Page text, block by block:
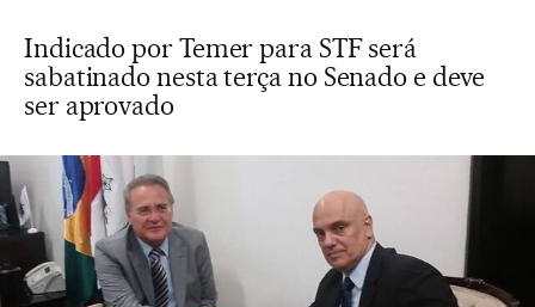
Indicado por Temer para STF será
sabatinado nesta terça no Senado e deve
ser aprovado